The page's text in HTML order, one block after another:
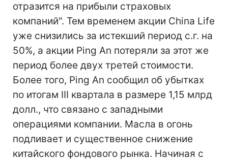
отразится на прибыли страховых
компаний". Тем временем акции China Life
уже снизились за истекший период с.г. на
50%, а акции Ping An потеряли за этот же
период более двух третей стоимости.
Более того, Ping An сообщил об убытках
по итогам III квартала в размере 1,15 млрд
долл., что связано с западными
операциями компании. Масла в огонь
подливает и существенное снижение
китайского фондового рынка. Начиная с